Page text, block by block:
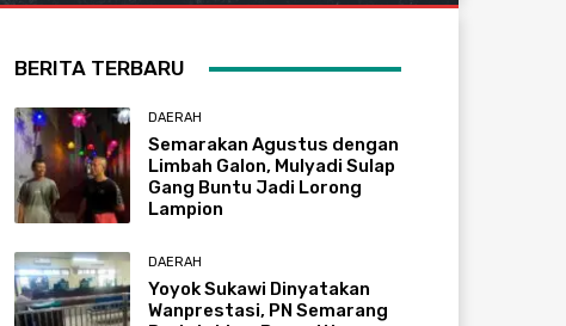
BERITA TERBARU
DAERAH
Semarakan Agustus dengan
Limbah Galon, Mulyadi Sulap
Gang Buntu Jadi Lorong
Lampion
DAERAH
Yoyok Sukawi Dinyatakan
Wanprestasi, PN Semarang